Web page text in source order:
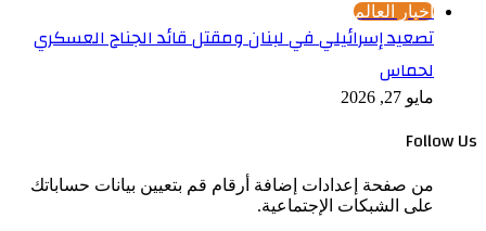
أخبار العالم
تصعيد إسرائيلي في لبنان ومقتل قائد الجناح العسكري
لحماس
مايو 27, 2026
Follow Us
من صفحة إعدادات إضافة أرقام قم بتعيين بيانات حساباتك
على الشبكات الإجتماعية.